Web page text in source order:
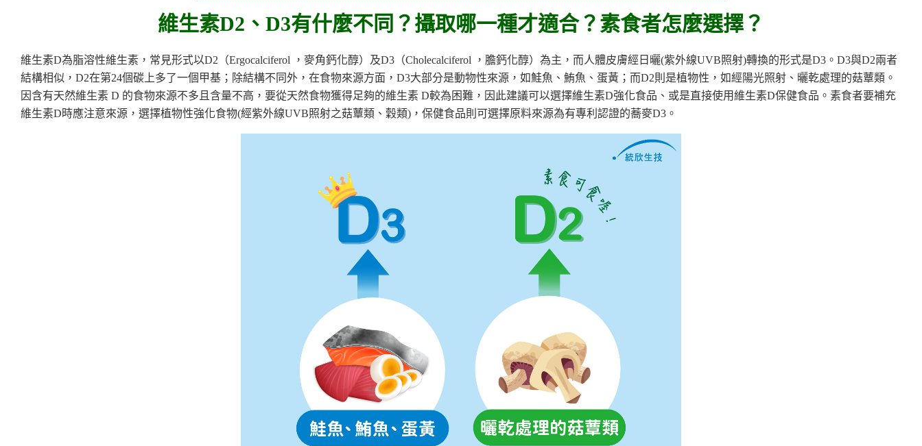
維生素D2、D3有什麼不同？攝取哪一種才適合？素食者怎麼選擇？
維生素D為脂溶性維生素，常見形式以D2（Ergocalciferol ，麥角鈣化醇）及D3（Cholecalciferol ，膽鈣化醇）為主，而人體皮膚經日曬(紫外線UVB照射)轉換的形式是D3。D3與D2兩者
結構相似，D2在第24個碳上多了一個甲基；除結構不同外，在食物來源方面，D3大部分是動物性來源，如鮭魚、鮪魚、蛋黃；而D2則是植物性，如經陽光照射、曬乾處理的菇蕈類。
因含有天然維生素 D 的食物來源不多且含量不高，要從天然食物獲得足夠的維生素 D較為困難，因此建議可以選擇維生素D強化食品、或是直接使用維生素D保健食品。素食者要補充
維生素D時應注意來源，選擇植物性強化食物(經紫外線UVB照射之菇蕈類、穀類)，保健食品則可選擇原料來源為有專利認證的蕎麥D3。